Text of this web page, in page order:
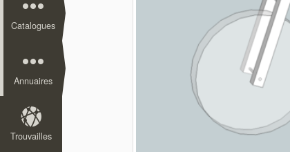
Catalogues
Annuaires
Trouvailles